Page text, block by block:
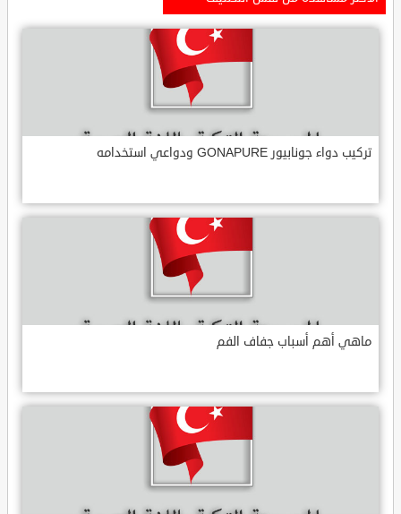
تركيب دواء جونابيور GONAPURE ودواعي استخدامه
ماهي أهم أسباب جفاف الفم